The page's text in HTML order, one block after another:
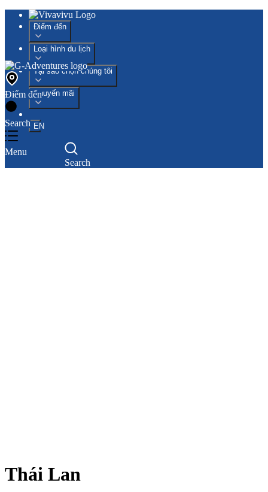
Điểm đến
Loại hình du lịch
Tại sao chọn chúng tôi
Khuyến mãi
EN
Search
Điểm đến
Search
Menu
Thái Lan